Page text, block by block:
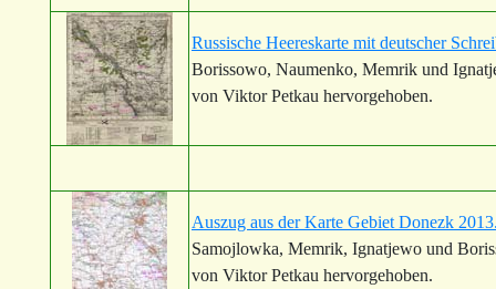
Russische Heereskarte mit deutscher
Borissowo, Naumenko, Memrik und
von Viktor Petkau hervorgehoben.
Auszug aus der Karte Gebiet Donezk
Samojlowka, Memrik, Ignatjewo und
von Viktor Petkau hervorgehoben.